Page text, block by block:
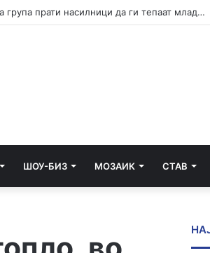
(Видео) Во Ново Село Организираната криминална група прати насилници да ги тепаат младите – затоа што се плашат од вистината
ШОУ-БИЗ МОЗАИК СТАВ